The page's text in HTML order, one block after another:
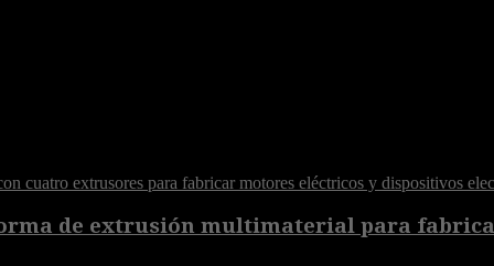
de extrusión multimaterial para